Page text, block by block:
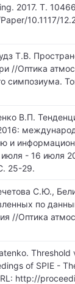
2017. Т.
10.1117/
Т.В.
//Оптика
симпозиума.
В.П.
и
- 16 июля
25-29.
С.Ю.,
по
//Оптика
of SPIE -
http://